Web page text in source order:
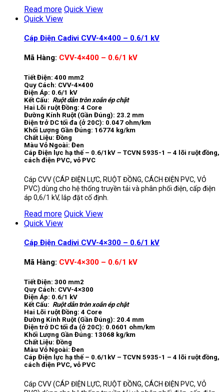
Read more Quick View
Quick View
Cáp Điện Cadivi CVV-4×400 – 0.6/1 kV
Mã Hàng: CVV-4×400 – 0.6/1 kV
Tiết Điện: 400 mm2
Quy Cách: CVV-4×400
Điện Áp: 0.6/1 kV
Kết Cấu: Ruột dẫn tròn xoắn ép chặt
Hai Lõi ruột Đồng: 4 Core
Đường Kính Ruột (Gần Đúng): 23.2 mm
Điện trở DC tối đa (ở 20C): 0.047 ohm/km
Khối Lượng Gần Đúng: 16774 kg/km
Chất Liệu: Đồng
Màu Vỏ Ngoài: Đen
Cáp Điện lực hạ thế – 0.6/1kV – TCVN 5935-1 – 4 lõi ruột đồng,
cách điện PVC, vỏ PVC
Cáp CVV (CÁP ĐIỆN LỰC, RUỘT ĐỒNG, CÁCH ĐIỆN PVC, VỎ
PVC) dùng cho hệ thống truyền tải và phân phối điện, cấp điện
áp 0,6/1 kV, lắp đặt cố định.
Read more Quick View
Quick View
Cáp Điện Cadivi CVV-4×300 – 0.6/1 kV
Mã Hàng: CVV-4×300 – 0.6/1 kV
Tiết Điện: 300 mm2
Quy Cách: CVV-4×300
Điện Áp: 0.6/1 kV
Kết Cấu: Ruột dẫn tròn xoắn ép chặt
Hai Lõi ruột Đồng: 4 Core
Đường Kính Ruột (Gần Đúng): 20.4 mm
Điện trở DC tối đa (ở 20C): 0.0601 ohm/km
Khối Lượng Gần Đúng: 13068 kg/km
Chất Liệu: Đồng
Màu Vỏ Ngoài: Đen
Cáp Điện lực hạ thế – 0.6/1kV – TCVN 5935-1 – 4 lõi ruột đồng,
cách điện PVC, vỏ PVC
Cáp CVV (CÁP ĐIỆN LỰC, RUỘT ĐỒNG, CÁCH ĐIỆN PVC, VỎ